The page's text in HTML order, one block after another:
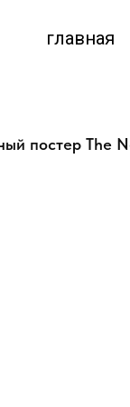
главная
постер The